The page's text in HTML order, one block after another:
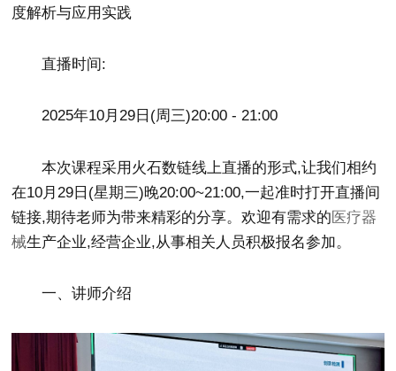
度解析与应用实践
直播时间:
2025年10月29日(周三)20:00 - 21:00
本次课程采用火石数链线上直播的形式,让我们相约
在10月29日(星期三)晚20:00~21:00,一起准时打开直播间
链接,期待老师为带来精彩的分享。欢迎有需求的医疗器
械生产企业,经营企业,从事相关人员积极报名参加。
一、讲师介绍